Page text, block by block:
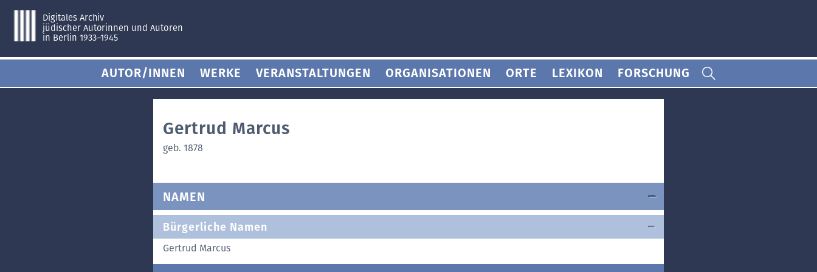
Digitales Archiv
jüdischer Autorinnen und Autoren
in Berlin 1933–1945
AUTOR/INNEN WERKE VERANSTALTUNGEN ORGANISATIONEN ORTE LEXIKON FORSCHUNG
Gertrud Marcus
geb. 1878
NAMEN
Bürgerliche Namen
Gertrud Marcus